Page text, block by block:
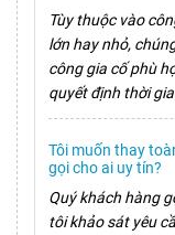
Tùy thuộc vào
lớn hay nhỏ,
công gia cố phù
quyết định thời
Tôi muốn thay
gọi cho ai uy tín?
Quý khách hàng
tôi khảo sát yêu